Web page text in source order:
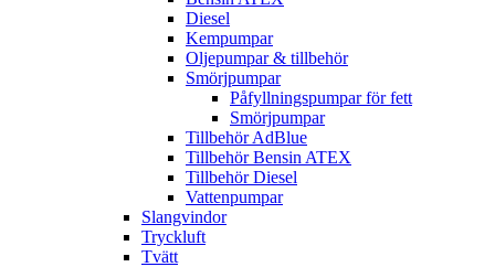
Diesel
Kempumpar
Oljepumpar & tillbehör
Smörjpumpar
Påfyllningspumpar för fett
Smörjpumpar
Tillbehör AdBlue
Tillbehör Bensin ATEX
Tillbehör Diesel
Vattenpumpar
Slangvindor
Tryckluft
Tvätt